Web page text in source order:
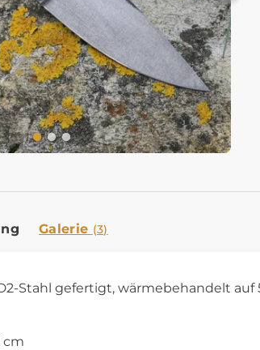
Galerie (3)
Stahl gefertigt, wärmebehandelt
cm